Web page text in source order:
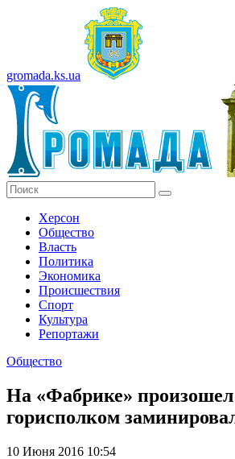
gromada.ks.ua
Херсон
Общество
Власть
Политика
Экономика
Происшествия
Спорт
Культура
Репортажи
Общество
На «Фабрике»
горисполком
10 Июня 2016 10:54